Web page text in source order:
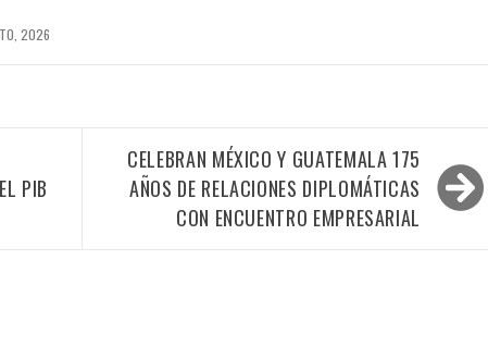
2026
PIB
CELEBRAN MÉXICO Y GUATEMALA 175
AÑOS DE RELACIONES DIPLOMÁTICAS
CON ENCUENTRO EMPRESARIAL